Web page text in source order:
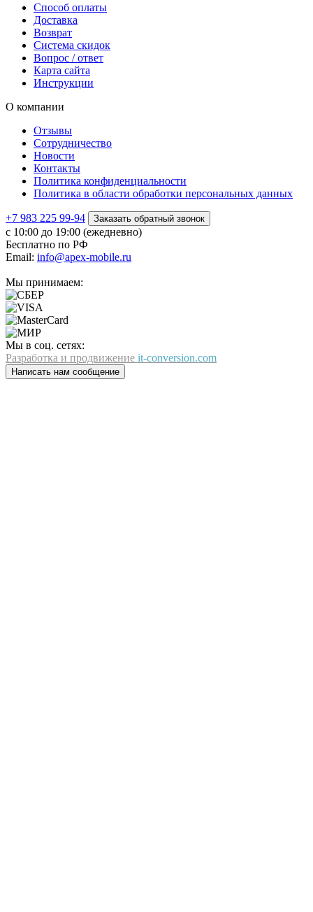
Способ оплаты
Доставка
Возврат
Система скидок
Вопрос / ответ
Карта сайта
Инструкции
О компании
Отзывы
Сотрудничество
Новости
Контакты
Политика конфиденциальности
Политика в области обработки персональных данных
+7 983 225 99-94 Заказать обратный звонок
с 10:00 до 19:00 (ежедневно)
Бесплатно по РФ
Email: info@apex-mobile.ru
Мы принимаем:
Мы в соц. сетях:
Разработка и продвижение it-conversion.com
Написать нам сообщение